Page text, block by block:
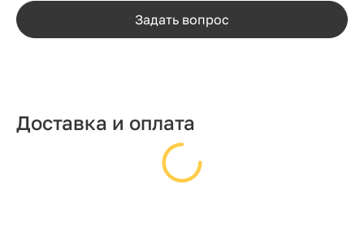
Задать вопрос
Доставка и оплата